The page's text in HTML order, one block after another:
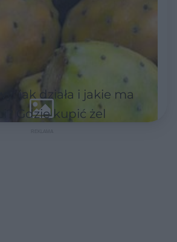
jak działa i jakie ma
Gdzie kupić żel